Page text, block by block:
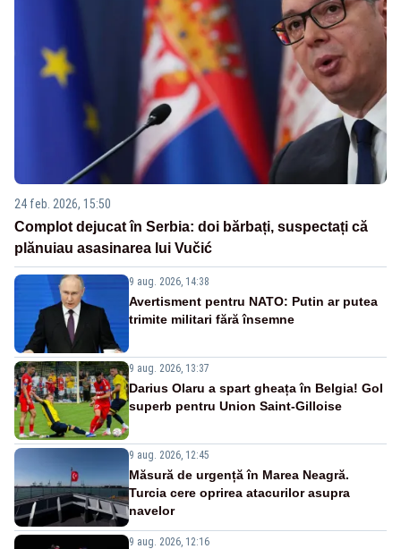
24 feb. 2026, 15:50
Complot dejucat în Serbia: doi bărbați, suspectați că
plănuiau asasinarea lui Vučić
9 aug. 2026, 14:38
Avertisment pentru NATO: Putin ar putea
trimite militari fără însemne
9 aug. 2026, 13:37
Darius Olaru a spart gheața în Belgia! Gol
superb pentru Union Saint-Gilloise
9 aug. 2026, 12:45
Măsură de urgență în Marea Neagră.
Turcia cere oprirea atacurilor asupra
navelor
9 aug. 2026, 12:16